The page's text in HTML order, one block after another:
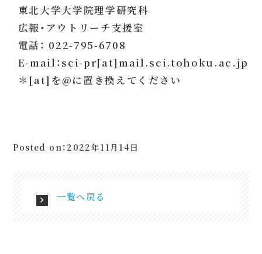
東北大学大学院理学研究科
広報・アウトリーチ支援室
電話： 022-795-6708
E-mail：sci-pr[at]mail.sci.tohoku.ac.jp
＊[at]を@に置き換えてください
Posted on：2022年11月14日
一覧へ戻る